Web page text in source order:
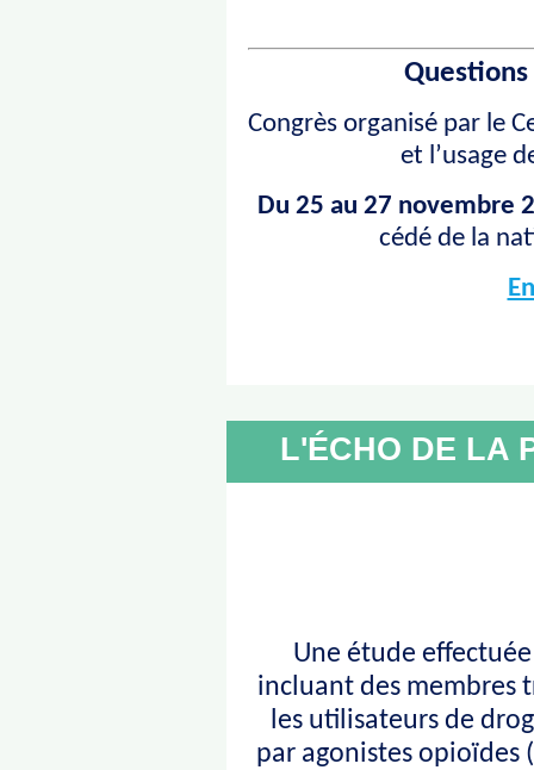
Congrès organisé par le
et l’usage
Du 25 au 27 novembre
cédé de la
L'ÉCHO DE LA
Une étude
incluant des membres
les utilisateurs de
par agonistes opioïdes